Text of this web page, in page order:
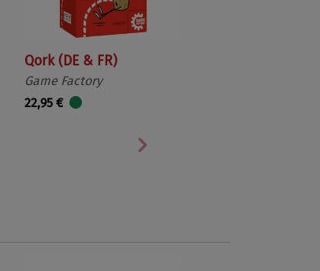
Qork (DE & FR)
Game Factory
22,95 €
Nächste